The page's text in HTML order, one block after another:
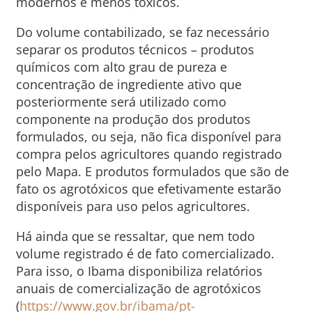
Do volume contabilizado, se faz necessário
separar os produtos técnicos – produtos
químicos com alto grau de pureza e
concentração de ingrediente ativo que
posteriormente será utilizado como
componente na produção dos produtos
formulados, ou seja, não fica disponível para
compra pelos agricultores quando registrado
pelo Mapa. E produtos formulados que são de
fato os agrotóxicos que efetivamente estarão
disponíveis para uso pelos agricultores.
Há ainda que se ressaltar, que nem todo
volume registrado é de fato comercializado.
Para isso, o Ibama disponibiliza relatórios
anuais de comercialização de agrotóxicos
(https://www.gov.br/ibama/pt-